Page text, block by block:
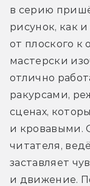
в серию
рисунок, как
от плоского
мастерски
отлично
ракурсами,
сценах,
и кровавыми.
читателя,
заставляет
и движение.